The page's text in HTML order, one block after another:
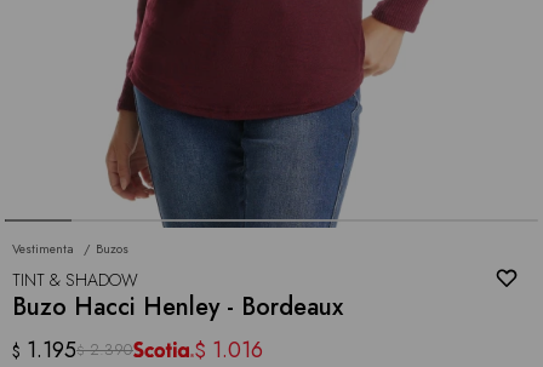
Vestimenta Buzos
TINT & SHADOW
Buzo Hacci Henley - Bordeaux
$ 1.195$ 2.390 $ 1.016